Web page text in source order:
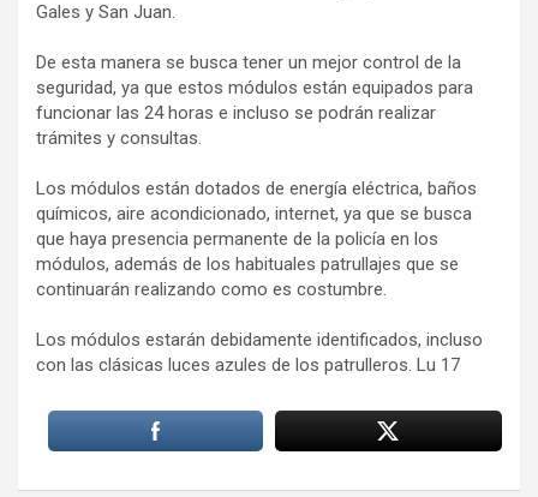
Gales y San Juan.
De esta manera se busca tener un mejor control de la
seguridad, ya que estos módulos están equipados para
funcionar las 24 horas e incluso se podrán realizar
trámites y consultas.
Los módulos están dotados de energía eléctrica, baños
químicos, aire acondicionado, internet, ya que se busca
que haya presencia permanente de la policía en los
módulos, además de los habituales patrullajes que se
continuarán realizando como es costumbre.
Los módulos estarán debidamente identificados, incluso
con las clásicas luces azules de los patrulleros. Lu 17